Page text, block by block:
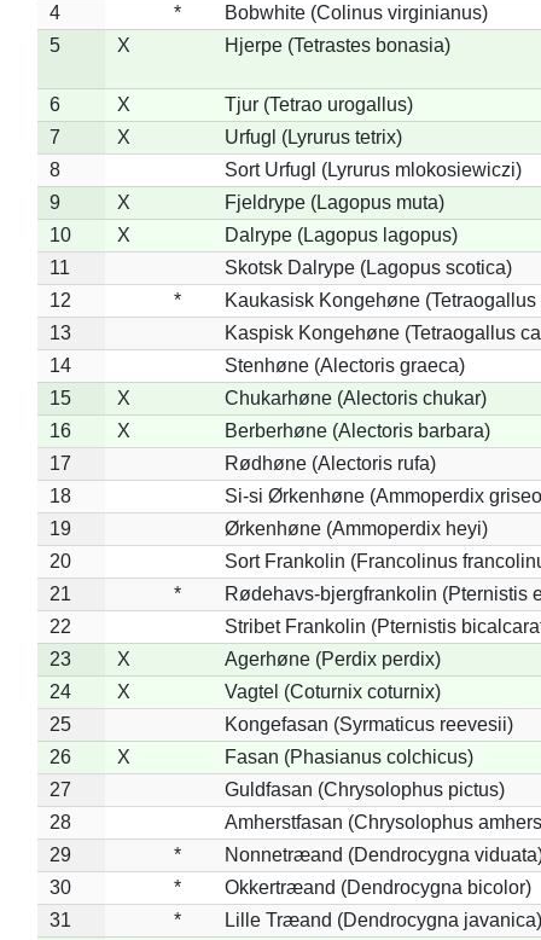
4
*
Bobwhite (Colinus virginianus)
5
X Hjerpe (Tetrastes bonasia)
6 X
Tjur (Tetrao urogallus)
7
X
Urfugl (Lyrurus tetrix)
8
Sort Urfugl (Lyrurus mlokosiewiczi)
9
X
Fjeldrype (Lagopus muta)
10
X
Dalrype (Lagopus lagopus)
11
Skotsk Dalrype (Lagopus scotica)
12
*
Kaukasisk Kongehøne
13
Kaspisk Kongehøne (Tetraogallus
14
Stenhøne (Alectoris graeca)
15
X
Chukarhøne (Alectoris chukar)
16
X
Berberhøne (Alectoris barbara)
17
Rødhøne (Alectoris rufa)
18
Si-si Ørkenhøne (Ammoperdix
19
Ørkenhøne (Ammoperdix heyi)
20
Sort Frankolin (Francolinus
21
*
Rødehavs-bjergfrankolin (Pternistis
22
Stribet Frankolin (Pternistis
23
X
Agerhøne (Perdix perdix)
24
X
Vagtel (Coturnix coturnix)
25
Kongefasan (Syrmaticus reevesii)
26
X
Fasan (Phasianus colchicus)
27
Guldfasan (Chrysolophus pictus)
28
Amherstfasan (Chrysolophus
29
*
Nonnetræand (Dendrocygna
30
*
Okkertræand (Dendrocygna bicolor)
31
*
Lille Træand (Dendrocygna javanica)